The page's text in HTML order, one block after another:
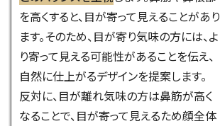
を高くすると、目が寄って見えることがあり
ます。そのため、目が寄り気味の方には、よ
り寄って見える可能性があることを伝え、
自然に仕上がるデザインを提案します。
反対に、目が離れ気味の方は鼻筋が高く
なることで、目が寄って見えるため顔全体